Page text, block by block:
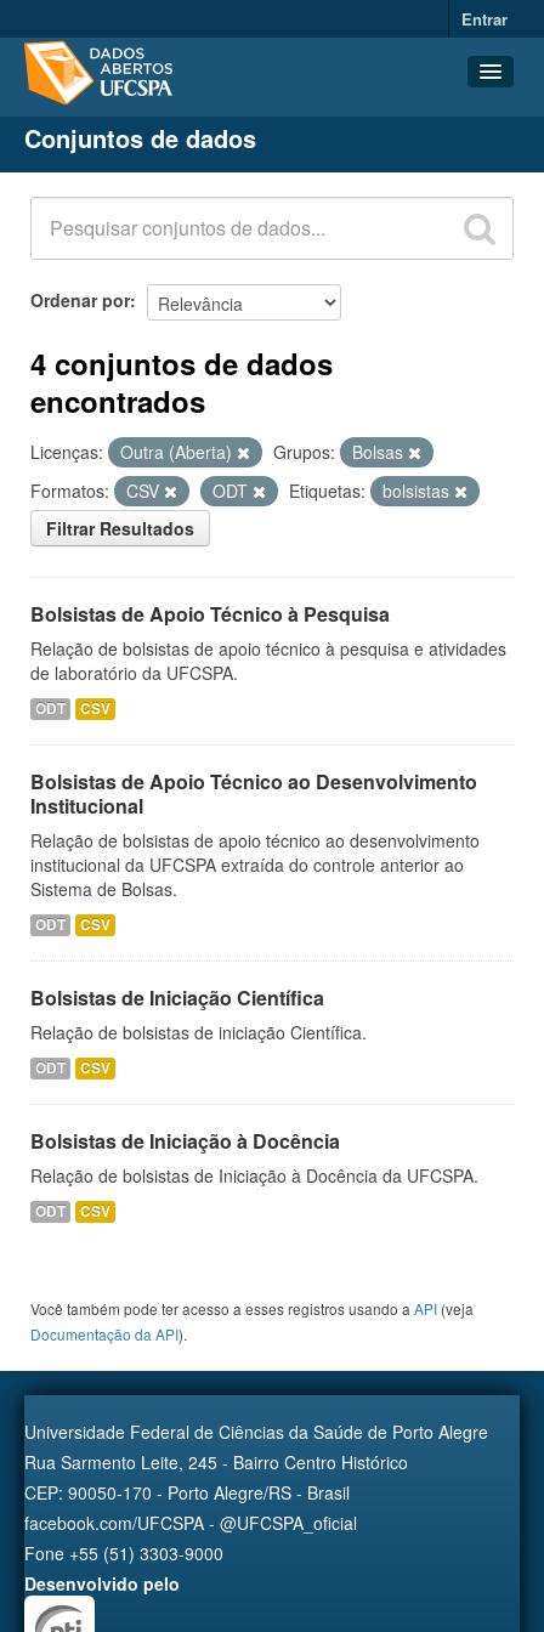
Entrar
Conjuntos de dados
Organizações
Grupos
Sobre
Conjuntos de dados
Ordenar por
4 conjuntos de dados
encontrados
Licenças: Outra (Aberta) Grupos:
Bolsas
Formatos:
CSV ODT Etiquetas:
bolsistas
Filtrar Resultados
Bolsistas de Apoio Técnico à Pesquisa
Relação de bolsistas de apoio técnico à pesquisa e atividades
de laboratório da UFCSPA.
ODT CSV
Bolsistas de Apoio Técnico ao Desenvolvimento
Institucional
Relação de bolsistas de apoio técnico ao desenvolvimento
institucional da UFCSPA extraída do controle anterior ao
Sistema de Bolsas.
ODT CSV
Bolsistas de Iniciação Científica
Relação de bolsistas de iniciação Científica.
ODT CSV
Bolsistas de Iniciação à Docência
Relação de bolsistas de Iniciação à Docência da UFCSPA.
ODT CSV
Você também pode ter acesso a esses registros usando a API (veja
Documentação da API).
Universidade Federal de Ciências da Saúde de Porto Alegre
Rua Sarmento Leite, 245 - Bairro Centro Histórico
CEP: 90050-170 - Porto Alegre/RS - Brasil
facebook.com/UFCSPA - @UFCSPA_oficial
Fone +55 (51) 3303-9000
Desenvolvido pelo